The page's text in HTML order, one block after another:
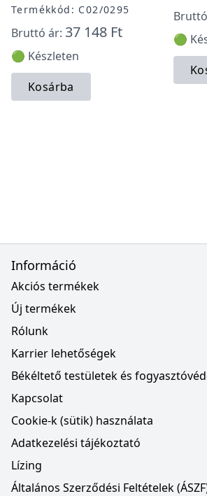
Termékkód: C02/0295
Bruttó ár: 37 148 Ft
🟢 Készleten
Kosárba
🟢
Információ
Akciós termékek
Új termékek
Rólunk
Karrier lehetőségek
Békéltető testületek és
Kapcsolat
Cookie-k (sütik) használata
Adatkezelési tájékoztató
Lízing
Általános Szerződési Feltételek